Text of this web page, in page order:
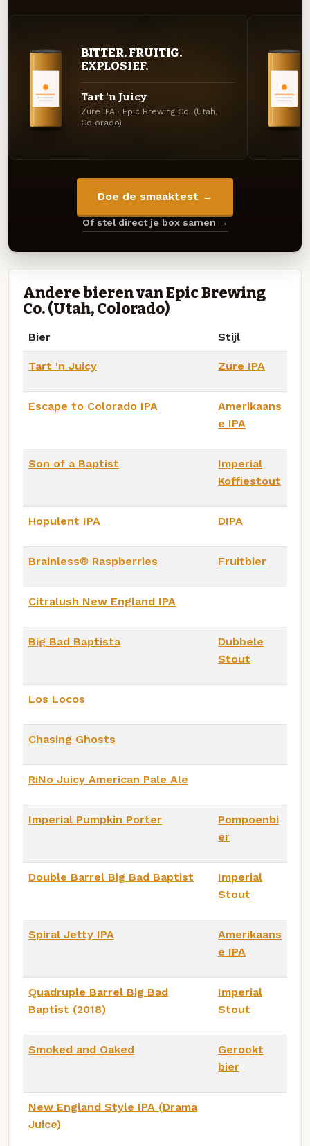
BITTER. FRUITIG.
EXPLOSIEF.
Tart 'n Juicy
Zure IPA · Epic Brewing Co. (Utah,
Colorado)
Doe de smaaktest →
Of stel direct je box samen →
Andere bieren van Epic Brewing
Co. (Utah, Colorado)
Bier Stijl
Tart 'n Juicy Zure IPA
Escape to Colorado IPA
Amerikaans
e IPA
Son of a Baptist
Imperial
Koffiestout
Hopulent IPA DIPA
Brainless® Raspberries Fruitbier
Citralush New England IPA
Big Bad Baptista
Dubbele
Stout
Los Locos
Chasing Ghosts
RiNo Juicy American Pale Ale
Imperial Pumpkin Porter
Pompoenbi
er
Double Barrel Big Bad Baptist
Imperial
Stout
Spiral Jetty IPA
Amerikaans
e IPA
Quadruple Barrel Big Bad
Baptist (2018)
Imperial
Stout
Smoked and Oaked
Gerookt
bier
New England Style IPA (Drama
Juice)